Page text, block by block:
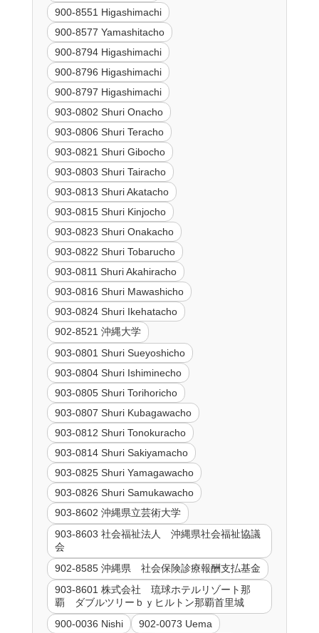
900-8551 Higashimachi
900-8577 Yamashitacho
900-8794 Higashimachi
900-8796 Higashimachi
900-8797 Higashimachi
903-0802 Shuri Onacho
903-0806 Shuri Teracho
903-0821 Shuri Gibocho
903-0803 Shuri Tairacho
903-0813 Shuri Akatacho
903-0815 Shuri Kinjocho
903-0823 Shuri Onakacho
903-0822 Shuri Tobarucho
903-0811 Shuri Akahiracho
903-0816 Shuri Mawashicho
903-0824 Shuri Ikehatacho
902-8521 沖縄大学
903-0801 Shuri Sueyoshicho
903-0804 Shuri Ishiminecho
903-0805 Shuri Torihoricho
903-0807 Shuri Kubagawacho
903-0812 Shuri Tonokuracho
903-0814 Shuri Sakiyamacho
903-0825 Shuri Yamagawacho
903-0826 Shuri Samukawacho
903-8602 沖縄県立芸術大学
903-8603 社会福祉法人 沖縄県社会福祉協議
会
902-8585 沖縄県 社会保険診療報酬支払基金
903-8601 株式会社 琉球ホテルリゾート那
覇 ダブルツリーｂｙヒルトン那覇首里城
900-0036 Nishi
902-0073 Uema